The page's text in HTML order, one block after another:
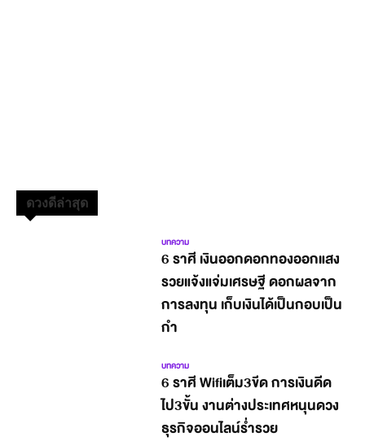
ดวงดีล่าสุด
บทความ
6 ราศี เงินออกดอกทองออกแสง
รวยแจ้งแจ่มเศรษฐี ดอกผลจาก
การลงทุน เก็บเงินได้เป็นกอบเป็น
กำ
บทความ
6 ราศี Wifiเต็ม3ขีด การเงินดีด
ไป3ขั้น งานต่างประเทศหนุนดวง
ธุรกิจออนไลน์ร่ำรวย